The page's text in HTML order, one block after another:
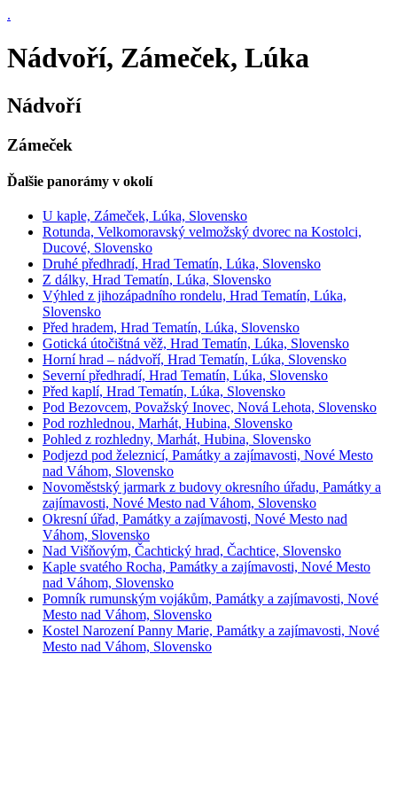
.
Nádvoří, Zámeček, Lúka
Nádvoří
Zámeček
Ďalšie panorámy v okolí
U kaple, Zámeček, Lúka, Slovensko
Rotunda, Velkomoravský velmožský dvorec na Kostolci,
Ducové, Slovensko
Druhé předhradí, Hrad Tematín, Lúka, Slovensko
Z dálky, Hrad Tematín, Lúka, Slovensko
Výhled z jihozápadního rondelu, Hrad Tematín, Lúka,
Slovensko
Před hradem, Hrad Tematín, Lúka, Slovensko
Gotická útočištná věž, Hrad Tematín, Lúka, Slovensko
Horní hrad – nádvoří, Hrad Tematín, Lúka, Slovensko
Severní předhradí, Hrad Tematín, Lúka, Slovensko
Před kaplí, Hrad Tematín, Lúka, Slovensko
Pod Bezovcem, Považský Inovec, Nová Lehota, Slovensko
Pod rozhlednou, Marhát, Hubina, Slovensko
Pohled z rozhledny, Marhát, Hubina, Slovensko
Podjezd pod železnicí, Památky a zajímavosti, Nové Mesto
nad Váhom, Slovensko
Novoměstský jarmark z budovy okresního úřadu, Památky a
zajímavosti, Nové Mesto nad Váhom, Slovensko
Okresní úřad, Památky a zajímavosti, Nové Mesto nad
Váhom, Slovensko
Nad Višňovým, Čachtický hrad, Čachtice, Slovensko
Kaple svatého Rocha, Památky a zajímavosti, Nové Mesto
nad Váhom, Slovensko
Pomník rumunským vojákům, Památky a zajímavosti, Nové
Mesto nad Váhom, Slovensko
Kostel Narození Panny Marie, Památky a zajímavosti, Nové
Mesto nad Váhom, Slovensko